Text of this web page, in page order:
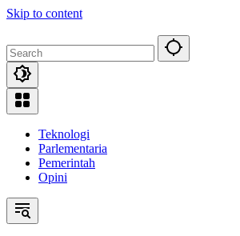
Skip to content
Teknologi
Parlementaria
Pemerintah
Opini